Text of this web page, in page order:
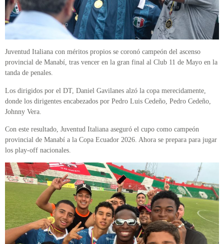
Juventud Italiana con méritos propios se coronó campeón del ascenso
provincial de Manabí, tras vencer en la gran final al Club 11 de Mayo en la
tanda de penales.
Los dirigidos por el DT, Daniel Gavilanes alzó la copa merecidamente,
donde los dirigentes encabezados por Pedro Luis Cedeño, Pedro Cedeño,
Johnny Vera.
Con este resultado, Juventud Italiana aseguró el cupo como campeón
provincial de Manabí a la Copa Ecuador 2026. Ahora se prepara para jugar
los play-off nacionales.